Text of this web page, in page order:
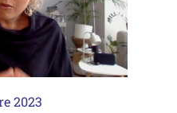
2023